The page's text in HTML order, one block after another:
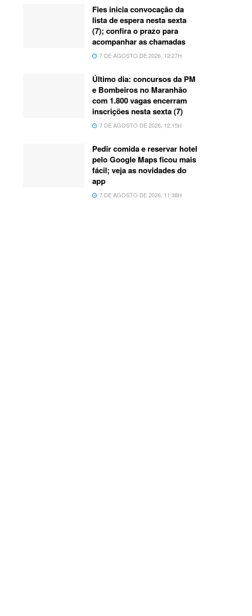
Fies inicia convocação da
lista de espera nesta sexta
(7); confira o prazo para
acompanhar as chamadas
7 DE AGOSTO DE 2026, 12:27H
Último dia: concursos da PM
e Bombeiros no Maranhão
com 1.800 vagas encerram
inscrições nesta sexta (7)
7 DE AGOSTO DE 2026, 12:15H
Pedir comida e reservar hotel
pelo Google Maps ficou mais
fácil; veja as novidades do
app
7 DE AGOSTO DE 2026, 11:38H